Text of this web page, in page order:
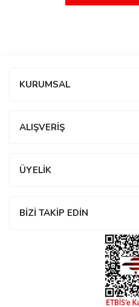
KURUMSAL
ALIŞVERİŞ
ÜYELİK
BİZİ TAKİP EDİN